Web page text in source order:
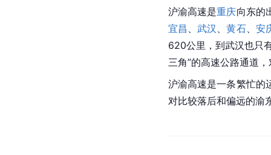
沪渝高速是重庆向东的
宜昌
、武汉 、黄石、 安
620公里，到武汉也只
三角”的高速公路通道
沪渝高速是一条繁忙的
对比较落后和偏远的渝